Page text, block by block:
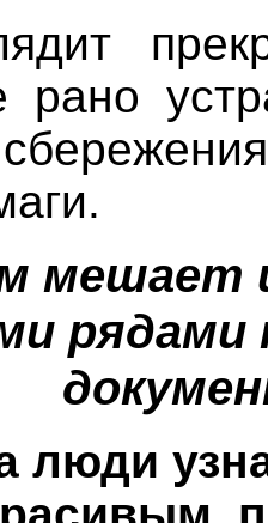
рано
мешает
рядами
люди